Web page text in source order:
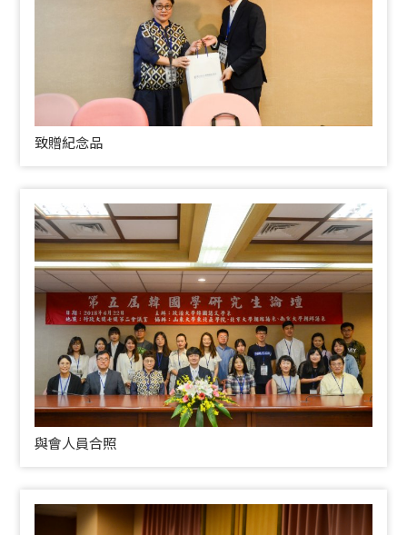
致贈紀念品
與會人員合照